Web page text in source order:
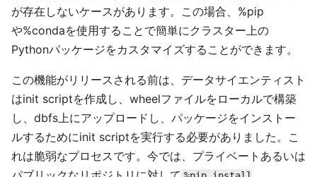
が存在しないケースがあります。この場合、%pip
や%condaを使用することで簡単にクラスター上の
Pythonパッケージをカスタマイズすることができます。
この機能がリリースされる前は、データサイエンティスト
はinit scriptを作成し、wheelファイルをローカルで構築
し、dbfs上にアップロードし、パッケージをインストー
ルするためにinit scriptを実行する必要がありました。こ
れは脆弱なプロセスです。今では、プライベートあるいは